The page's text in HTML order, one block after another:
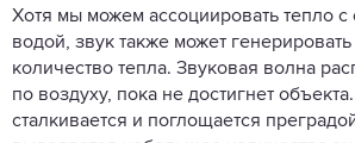
Хотя мы можем ассоциировать тепло с
водой, звук также может
количество тепла. Звуковая волна
по воздуху, пока не достигнет
сталкивается и поглощается